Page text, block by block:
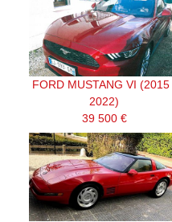
FORD MUSTANG VI (2015
2022)
39 500 €